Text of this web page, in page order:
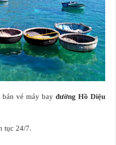
vé máy bay đường Hồ Diệu
tục 24/7.